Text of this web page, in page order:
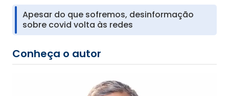
Apesar do que sofremos, desinformação
sobre covid volta às redes
Conheça o autor